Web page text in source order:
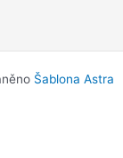
Šablona Astra